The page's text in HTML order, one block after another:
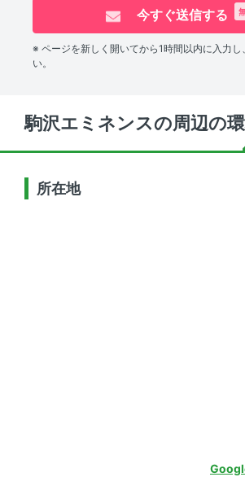
今すぐ送信する
※ ページを新しく開いてから1時間以内に入力し
い。
駒沢エミネンスの周辺の
所在地